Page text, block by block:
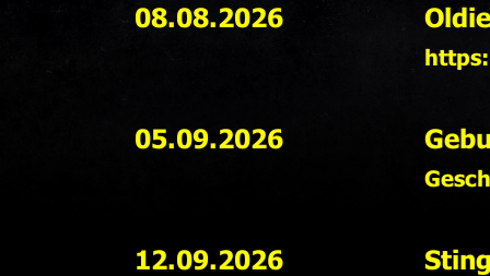
08.08.2026
05.09.2026
12.09.2026